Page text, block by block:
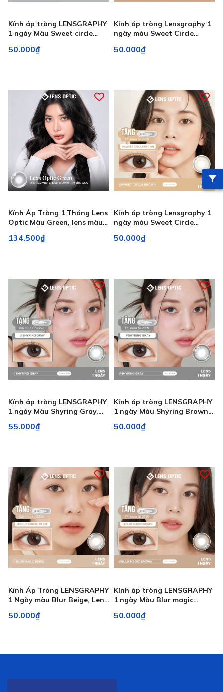
Kính áp tròng LENSGRAPHY
1 ngày Màu Sweet circle
êm
50.000₫
Kính áp tròng Lensgraphy 1
ngày màu Sweet Circle
nhiên
50.000₫
Kính Áp Tròng 1 Tháng Lens
Optic Màu Green, lens màu
134.500₫
Kính áp tròng Lensgraphy 1
ngày màu Sweet Circle
êm nhẹ
50.000₫
Kính áp tròng LENSGRAPHY
1 ngày Màu Shyring Gray,
trẻo
55.000₫
Kính áp tròng LENSGRAPHY
1 ngày Màu Shyring Brown,
trong
50.000₫
Kính Áp Tròng LENSGRAPHY
1 Ngày màu Blur Beige, Lens
50.000₫
Kính áp tròng LENSGRAPHY
1 ngày Màu Blur magic
50.000₫